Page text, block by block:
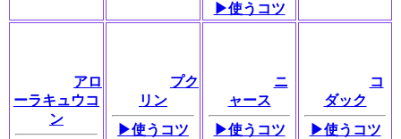
▶使うコツ
アロ
ーラキュウコ
ン
プク
リン
▶使うコツ
ニ
ャース
▶使うコツ
コ
ダック
▶使うコツ